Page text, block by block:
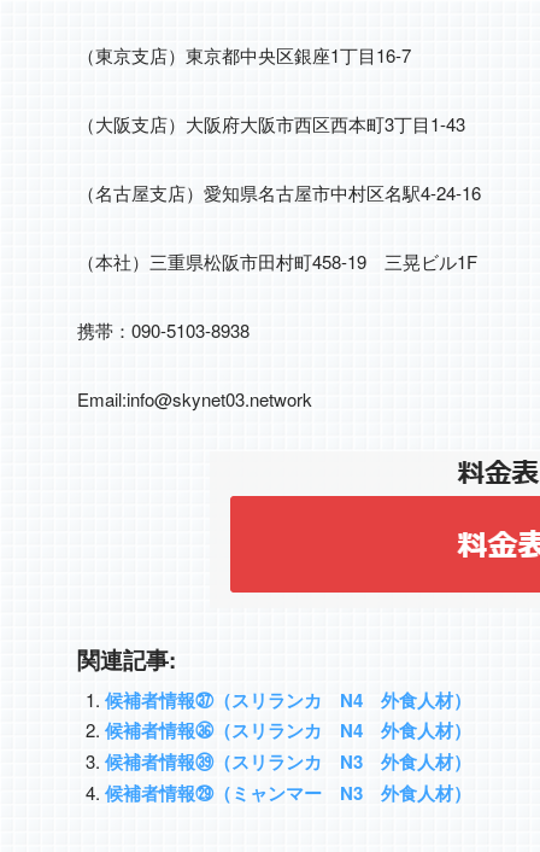
（東京支店）東京都中央区銀座1丁目16-7
（大阪支店）大阪府大阪市西区西本町3丁目1-43
（名古屋支店）愛知県名古屋市中村区名駅4-24-16
（本社）三重県松阪市田村町458-19 三晃ビル1F
携帯：090-5103-8938
Email:info@skynet03.network
関連記事:
候補者情報㊲（スリランカ N4 外食人材）
候補者情報㊱（スリランカ N4 外食人材）
候補者情報㊴（スリランカ N3 外食人材）
候補者情報㉙（ミャンマー N3 外食人材）